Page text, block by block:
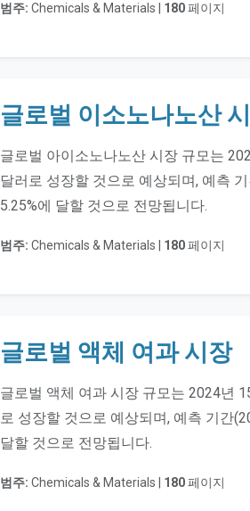
범주: Chemicals & Materials | 180페이지
글로벌 이소노나노산
글로벌 아이소노나노산 시장 규모는
달러로 성장할 것으로 예상되며, 예측
5.25%에 달할 것으로 전망됩니다.
범주: Chemicals & Materials | 180페이지
글로벌 액체 여과 시장
글로벌 액체 여과 시장 규모는 2024년
로 성장할 것으로 예상되며, 예측 기간
달할 것으로 전망됩니다.
범주: Chemicals & Materials | 180페이지